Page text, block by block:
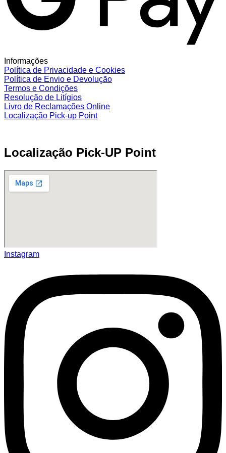
Informações
Política de Privacidade e Cookies
Política de Envio e Devolução
Termos e Condições
Resolução de Litígios
Livro de Reclamações Online
Localização Pick-up Point
Localização Pick-UP Point
Instagram